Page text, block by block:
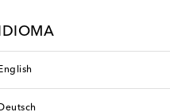
IDIOMA
English
Deutsch